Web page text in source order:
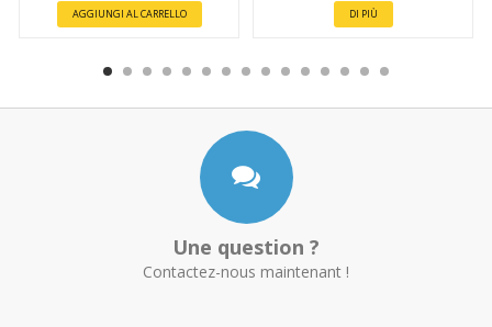
AGGIUNGI AL CARRELLO DI PIÙ
Une question ?
Contactez-nous maintenant !